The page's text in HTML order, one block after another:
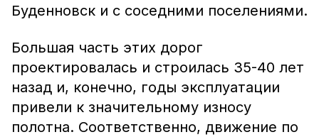
Буденновск и с соседними поселениями.
Большая часть этих дорог
проектировалась и строилась 35-40 лет
назад и, конечно, годы эксплуатации
привели к значительному износу
полотна. Соответственно, движение по